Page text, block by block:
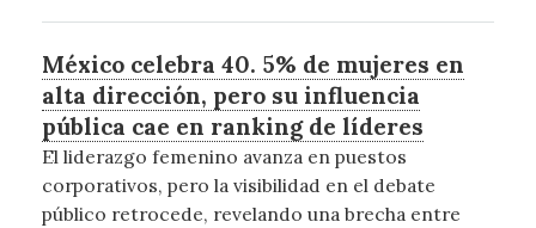
México celebra 40. 5% de mujeres en
alta dirección, pero su influencia
pública cae en ranking de líderes
El liderazgo femenino avanza en puestos
corporativos, pero la visibilidad en el debate
público retrocede, revelando una brecha entre